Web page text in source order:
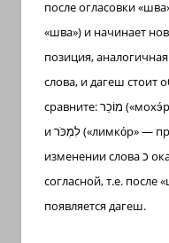
послеогласовки
«шва») и начинает
позиция,
слова, и дагеш стоит
сравните:מוֹכֵר
иלִמְכֹּר(«лимко́р» —
изменении словаכ
согласной, т.е. после
появляется дагеш.